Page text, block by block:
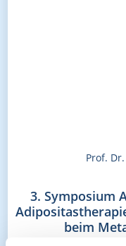
Prof.
3. Symposium
beim